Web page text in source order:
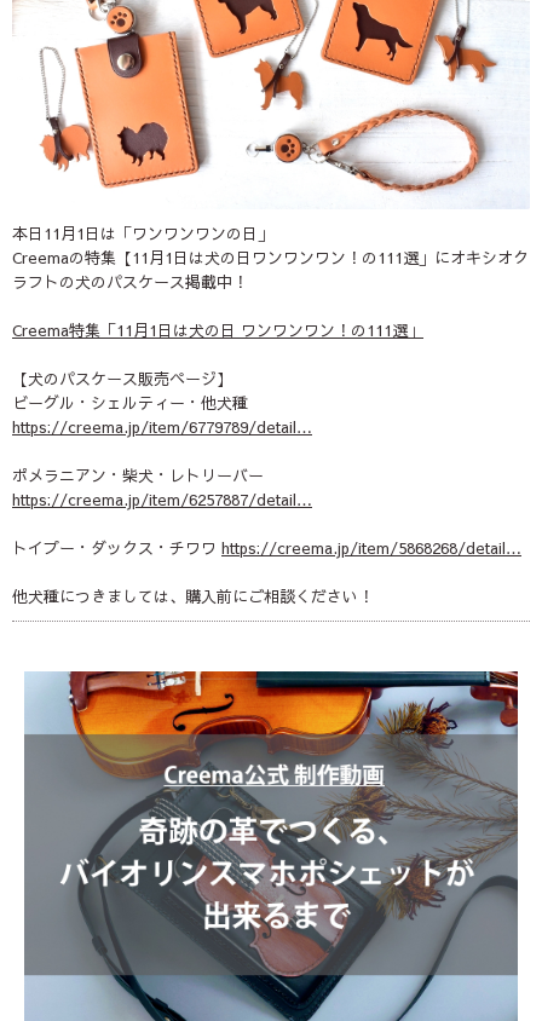
本日11月1日は「ワンワンワンの日」
Creemaの特集【11月1日は犬の日ワンワンワン！の111選」にオキシオク
ラフトの犬のパスケース掲載中！
Creema特集「11月1日は犬の日 ワンワンワン！の111選」
【犬のパスケース販売ページ】
ビーグル・シェルティー・他犬種
https://creema.jp/item/6779789/detail…
ポメラニアン・柴犬・レトリーバー
https://creema.jp/item/6257887/detail…
トイプー・ダックス・チワワ https://creema.jp/item/5868268/detail…
他犬種につきましては、購入前にご相談ください！